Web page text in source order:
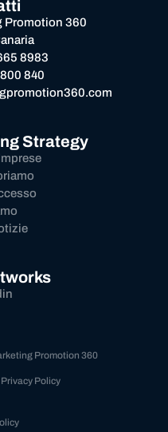
Promotion 360
8983
840
Strategy
Promotion 360
Policy